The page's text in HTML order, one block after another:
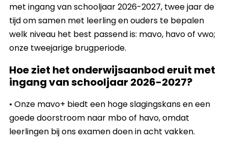
met ingang van schooljaar 2026-2027, twee jaar de
tijd om samen met leerling en ouders te bepalen
welk niveau het best passend is: mavo, havo of vwo;
onze tweejarige brugperiode.
Hoe ziet het onderwijsaanbod eruit met
ingang van schooljaar 2026-2027?
• Onze mavo+ biedt een hoge slagingskans en een
goede doorstroom naar mbo of havo, omdat
leerlingen bij ons examen doen in acht vakken.